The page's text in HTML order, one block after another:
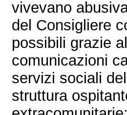
vivevano
del Consigliere
possibili grazie
comunicazioni
servizi sociali
struttura